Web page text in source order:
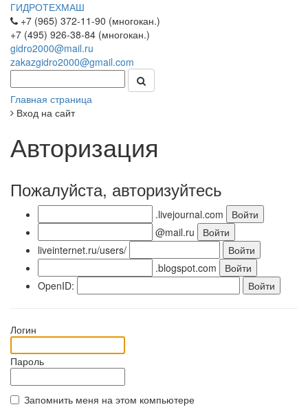
ГИДРОТЕХМАШ
+7 (965) 372-11-90 (многокан.)
+7 (495) 926-38-84 (многокан.)
gidro2000@mail.ru
zakazgidro2000@gmail.com
Главная страница
Вход на сайт
Авторизация
Пожалуйста, авторизуйтесь
.livejournal.com
@mail.ru
liveinternet.ru/users/
.blogspot.com
OpenID:
Логин
Пароль
Запомнить меня на этом компьютере